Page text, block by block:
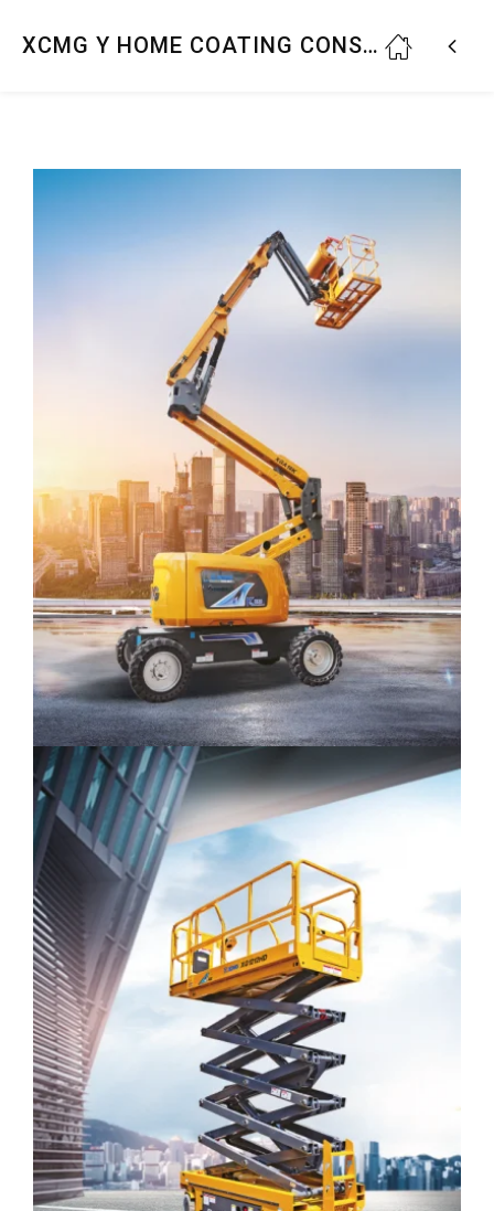
XCMG Y HOME COATING CONSOLIDAN SU ALIANZA CON IMPORTANTE INVERSIÓN